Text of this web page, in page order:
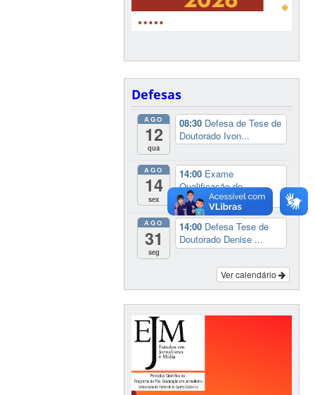
Defesas
AGO
12
qua
08:30 Defesa de Tese de
Doutorado Ivon...
AGO
14
sex
14:00 Exame
Qualificação de
Mestrado L...
AGO
31
seg
14:00 Defesa Tese de
Doutorado Denise ...
Ver calendário